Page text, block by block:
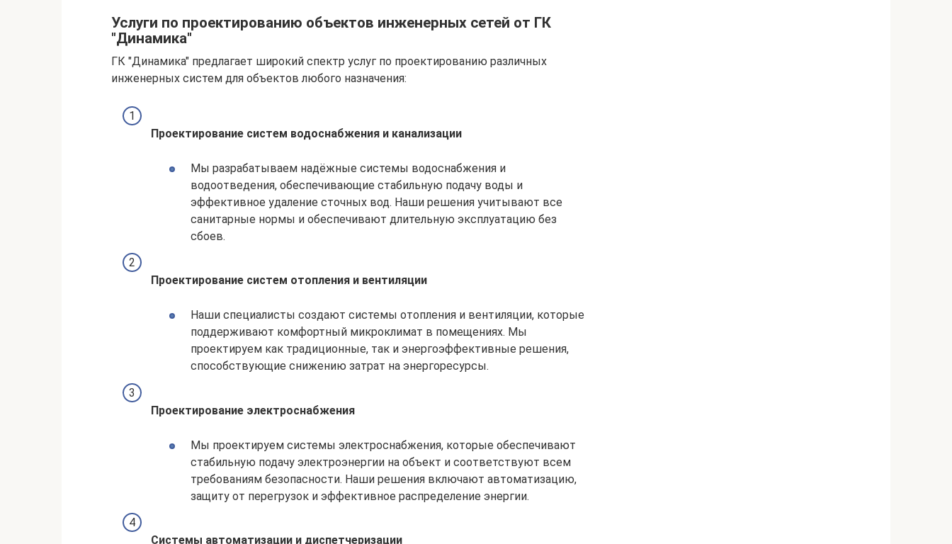
Услуги по проектированию объектов инженерных сетей от ГК
"Динамика"
ГК "Динамика" предлагает широкий спектр услуг по проектированию различных
инженерных систем для объектов любого назначения:
Проектирование систем водоснабжения и канализации
Мы разрабатываем надёжные системы водоснабжения и
водоотведения, обеспечивающие стабильную подачу воды и
эффективное удаление сточных вод. Наши решения учитывают все
санитарные нормы и обеспечивают длительную эксплуатацию без
сбоев.
Проектирование систем отопления и вентиляции
Наши специалисты создают системы отопления и вентиляции, которые
поддерживают комфортный микроклимат в помещениях. Мы
проектируем как традиционные, так и энергоэффективные решения,
способствующие снижению затрат на энергоресурсы.
Проектирование электроснабжения
Мы проектируем системы электроснабжения, которые обеспечивают
стабильную подачу электроэнергии на объект и соответствуют всем
требованиям безопасности. Наши решения включают автоматизацию,
защиту от перегрузок и эффективное распределение энергии.
Системы автоматизации и диспетчеризации